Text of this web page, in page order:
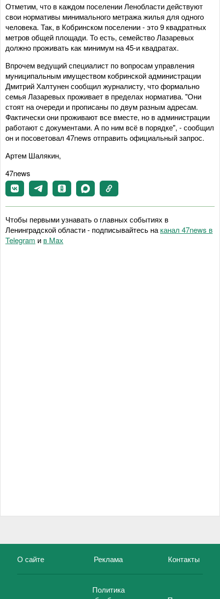
Отметим, что в каждом поселении Ленобласти действуют
свои нормативы минимального метража жилья для одного
человека. Так, в Кобринском поселении - это 9 квадратных
метров общей площади. То есть, семейство Лазаревых
должно проживать как минимум на 45-и квадратах.
Впрочем ведущий специалист по вопросам управления
муниципальным имуществом кобринской администрации
Дмитрий Халтунен сообщил журналисту, что формально
семья Лазаревых проживает в пределах норматива. "Они
стоят на очереди и прописаны по двум разным адресам.
Фактически они проживают все вместе, но в администрации
работают с документами. А по ним всё в порядке", - сообщил
он и посоветовал 47news отправить официальный запрос.
Артем Шалякин,
47news
Чтобы первыми узнавать о главных событиях в
Ленинградской области - подписывайтесь на канал 47news в
Telegram и в Maх
О сайте Реклама Контакты
Политика